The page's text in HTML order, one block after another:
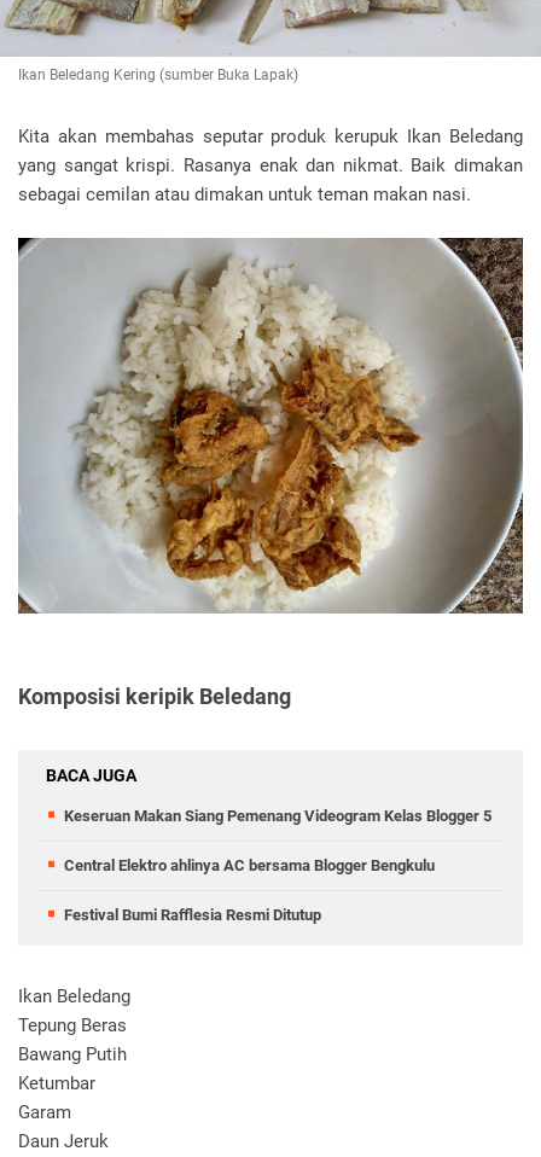
Ikan Beledang Kering (sumber Buka Lapak)
Kita akan membahas seputar produk kerupuk Ikan Beledang
yang sangat krispi. Rasanya enak dan nikmat. Baik dimakan
sebagai cemilan atau dimakan untuk teman makan nasi.
Komposisi keripik Beledang
BACA JUGA
Keseruan Makan Siang Pemenang Videogram Kelas Blogger 5
Central Elektro ahlinya AC bersama Blogger Bengkulu
Festival Bumi Rafflesia Resmi Ditutup
Ikan Beledang
Tepung Beras
Bawang Putih
Ketumbar
Garam
Daun Jeruk